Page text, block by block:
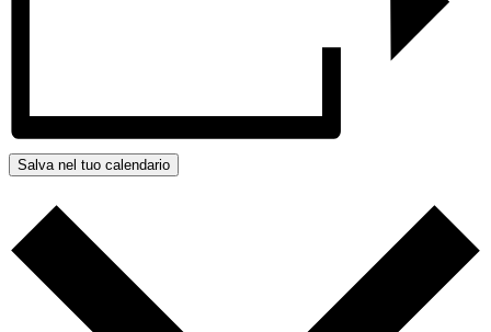
Salva nel tuo calendario